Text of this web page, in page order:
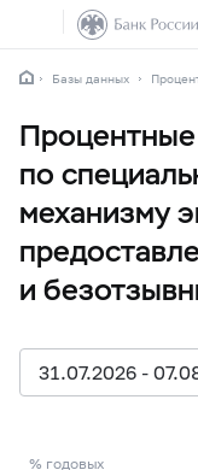
Базы данных
Процентные
по
механизму
и
31.07.2026 -
% годовых